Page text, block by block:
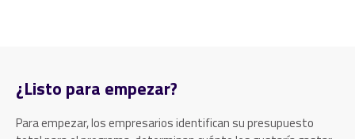
¿Listo para empezar?
Para empezar, los empresarios identifican su presupuesto